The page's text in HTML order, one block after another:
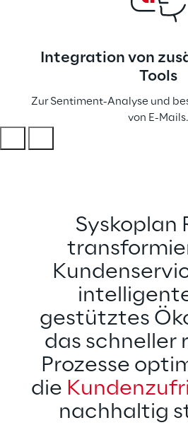
Integration von
Tools
Zur Sentiment-Analyse und
von E-Mails.
Syskoplan
gestütztes
das schneller
Prozesse
die
nachhaltig